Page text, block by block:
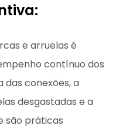
e arruelas é
contínuo dos
das conexões, a
desgastadas e a
são práticas